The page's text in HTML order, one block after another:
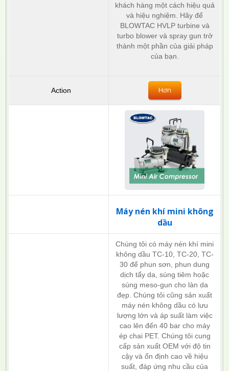
khách hàng một cách hiệu quả
và hiệu nghiệm. Hãy để
BLOWTAC HVLP turbine và
turbo blower và spray gun trở
thành một phần của giải pháp
của bạn.
Hơn
Máy nén khí mini không
dầu
Chúng tôi có máy nén khí mini
không dầu TC-10, TC-20, TC-
30 để phun sơn, phun dung
dịch tẩy da, súng tiêm hoặc
súng meso-gun cho làn da
đẹp. Chúng tôi cũng sản xuất
máy nén không dầu có lưu
lượng lớn và áp suất làm việc
cao lên đến 40 bar cho máy
ép chai PET. Chúng tôi cung
cấp sản xuất OEM với độ tin
cậy và ổn định cao về hiệu
suất, đáp ứng nhu cầu của